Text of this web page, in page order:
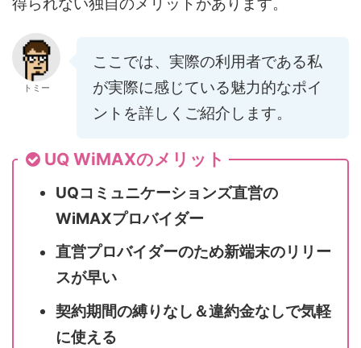
得られない独自のメリットがあります。
トミー
ここでは、実際の利用者である私
が実際に感じている魅力的なポイ
ントを詳しくご紹介します。
UQ WiMAXのメリット
UQコミュニケーションズ直営の
WiMAXプロバイダー
直営プロバイダーのため新端末のリリー
スが早い
契約期間の縛りなし＆違約金なしで気軽
に使える